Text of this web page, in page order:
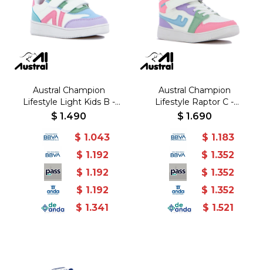
Austral Champion
Lifestyle Light Kids B -
Blanco/Rosado - Blanco-
$ 1.490
$ 1.043
$ 1.192
$ 1.192
$ 1.192
$ 1.341
Austral Champion
Lifestyle Raptor C -
Blanco/Celeste - Blanco-
$ 1.690
$ 1.183
$ 1.352
$ 1.352
$ 1.352
$ 1.521